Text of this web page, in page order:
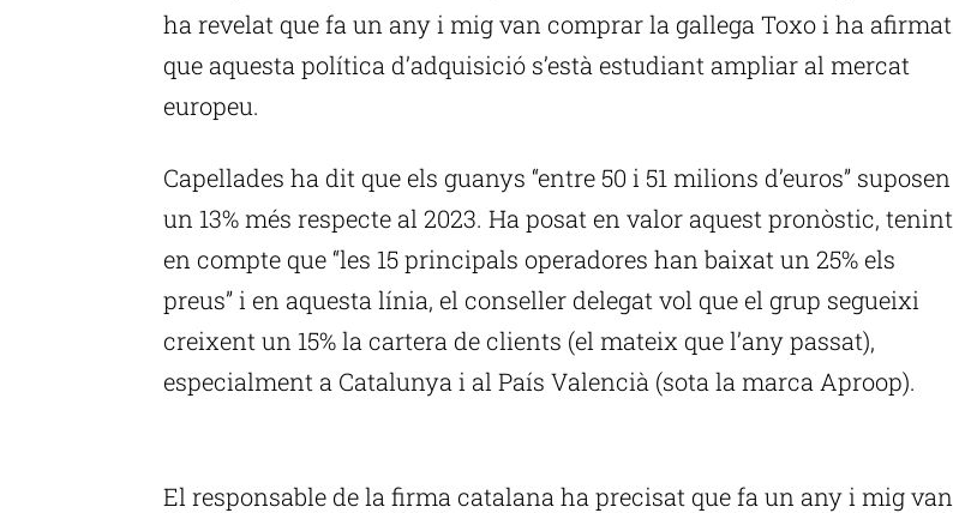
ha revelat que fa un any i mig van comprar la gallega Toxo i ha afirmat
que aquesta política d’adquisició s’està estudiant ampliar al mercat
europeu.
Capellades ha dit que els guanys “entre 50 i 51 milions d’euros” suposen
un 13% més respecte al 2023. Ha posat en valor aquest pronòstic, tenint
en compte que “les 15 principals operadores han baixat un 25% els
preus” i en aquesta línia, el conseller delegat vol que el grup segueixi
creixent un 15% la cartera de clients (el mateix que l’any passat),
especialment a Catalunya i al País Valencià (sota la marca Aproop).
El responsable de la firma catalana ha precisat que fa un any i mig van